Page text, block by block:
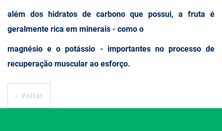
além dos hidratos de carbono que possui, a fruta é
geralmente rica em minerais - como o
magnésio e o potássio - importantes no processo de
recuperação muscular ao esforço.
« Voltar